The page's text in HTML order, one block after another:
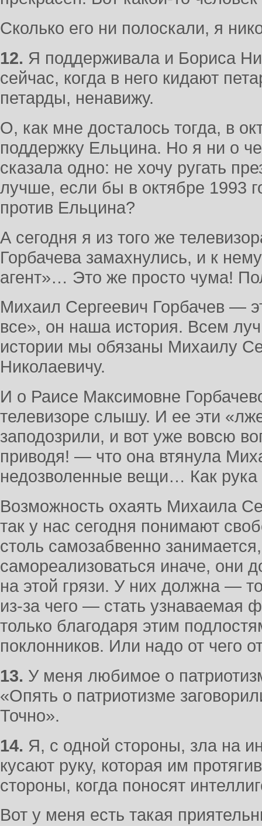
Сколько его ни полоскали, я
12. Я поддерживала и Бориса
сейчас, когда в него кидают
петарды, ненавижу.
О, как мне досталось тогда, в
поддержку Ельцина. Но я ни о
сказала одно: не хочу ругать
лучше, если бы в октябре 1993
против Ельцина?
А сегодня я из того же
Горбачева замахнулись, и к
агент»… Это же просто чума!
Михаил Сергеевич Горбачев —
все», он наша история. Всем
истории мы обязаны Михаилу
Николаевичу.
И о Раисе Максимовне
телевизоре слышу. И ее эти
заподозрили, и вот уже вовсю
приводя! — что она втянула
недозволенные вещи… Как
Возможность охаять Михаила
так у нас сегодня понимают
столь самозабвенно
самореализоваться иначе, они
на этой грязи. У них должна —
из-за чего — стать
только благодаря этим
поклонников. Или надо от чего
13. У меня любимое о
«Опять о патриотизме
Точно».
14. Я, с одной стороны, зла на
кусают руку, которая им
стороны, когда поносят
Вот у меня есть такая